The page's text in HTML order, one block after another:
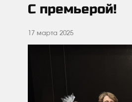
С премьерой!
17 марта 2025